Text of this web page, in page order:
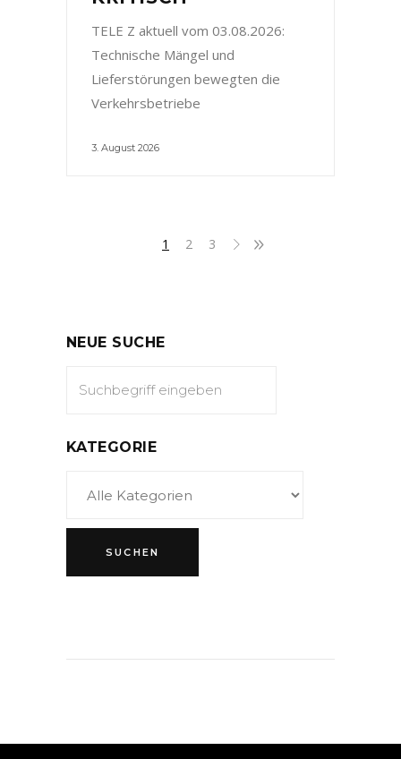
TELE Z aktuell vom 03.08.2026:
Technische Mängel und
Lieferstörungen bewegten die
Verkehrsbetriebe
3. August 2026
1 2 3
NEUE SUCHE
KATEGORIE